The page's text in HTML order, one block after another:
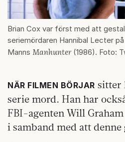
Brian Cox var först med att
seriemördaren Hannibal Lecter
Manns Manhunter (1986). Foto:
NÄR FILMEN BÖRJAR sitter
serie mord. Han har
FBI-agenten Will
i samband med att